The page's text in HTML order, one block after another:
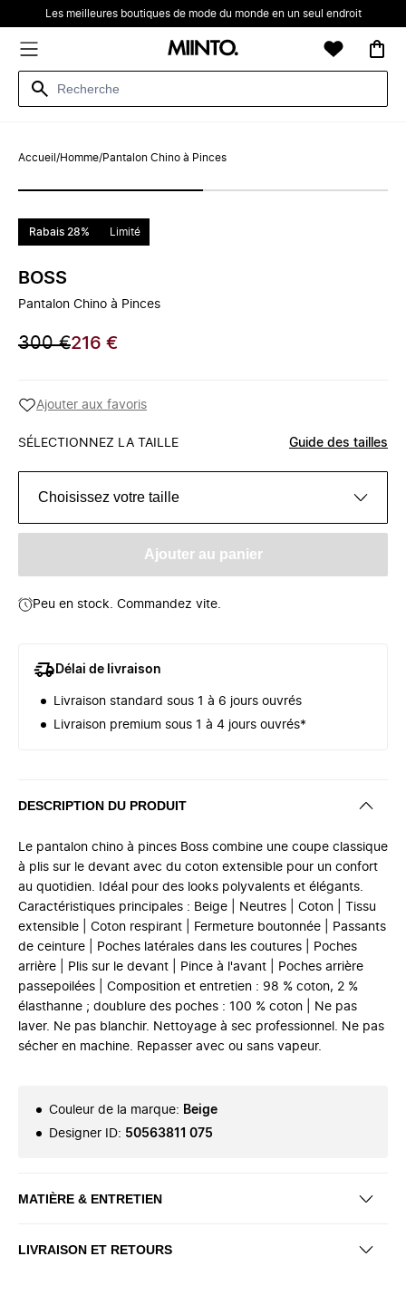
Les meilleures boutiques de mode du monde en un seul endroit
Accueil /Homme/Pantalon Chino à Pinces
Rabais 28% Limité
BOSS
Pantalon Chino à Pinces
300 €216 €
Ajouter aux favoris
SÉLECTIONNEZ LA TAILLE Guide des tailles
Choisissez votre taille
Ajouter au panier
Peu en stock. Commandez vite.
Délai de livraison
Livraison standard sous 1 à 6 jours ouvrés
Livraison premium sous 1 à 4 jours ouvrés*
DESCRIPTION DU PRODUIT
Le pantalon chino à pinces Boss combine une coupe classique
à plis sur le devant avec du coton extensible pour un confort
au quotidien. Idéal pour des looks polyvalents et élégants.
Caractéristiques principales : Beige | Neutres | Coton | Tissu
extensible | Coton respirant | Fermeture boutonnée | Passants
de ceinture | Poches latérales dans les coutures | Poches
arrière | Plis sur le devant | Pince à l'avant | Poches arrière
passepoilées | Composition et entretien : 98 % coton, 2 %
élasthanne ; doublure des poches : 100 % coton | Ne pas
laver. Ne pas blanchir. Nettoyage à sec professionnel. Ne pas
sécher en machine. Repasser avec ou sans vapeur.
Couleur de la marque: Beige
Designer ID: 50563811 075
MATIÈRE & ENTRETIEN
LIVRAISON ET RETOURS